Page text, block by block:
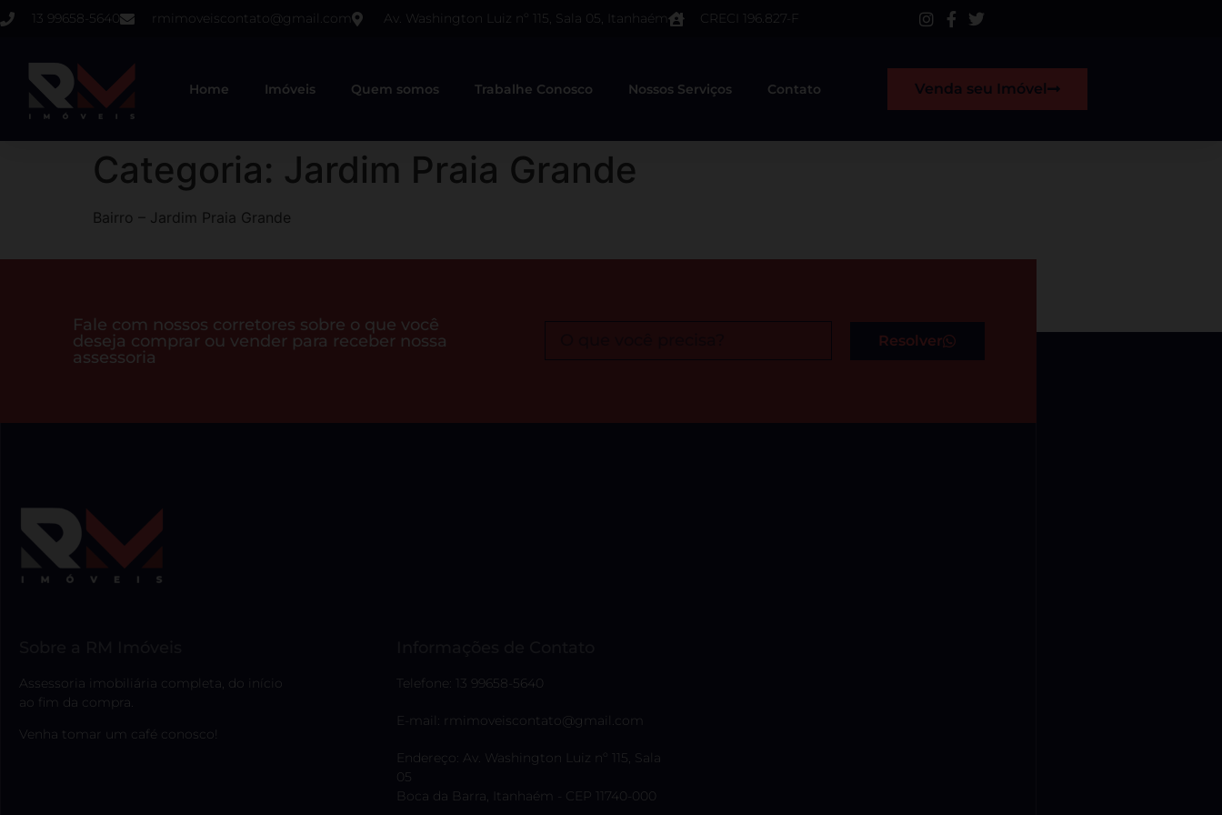
13 99658-5640 rmimoveiscontato@gmail.com Av. Washington Luiz nº 115, Sala 05, Itanhaém CRECI 196.827-F
Home Imóveis Quem somos Trabalhe Conosco Nossos Serviços Contato Venda seu Imóvel
Categoria: Jardim Praia Grande
Bairro – Jardim Praia Grande
Fale com nossos corretores sobre o que você
deseja comprar ou vender para receber nossa
assessoria
Resolver
Assessoria imobiliária completa, do início
ao fim da compra.
Venha tomar um café conosco!
Telefone: 13 99658-5640
E-mail: rmimoveiscontato@gmail.com
Endereço: Av. Washington Luiz nº 115, Sala
05
Boca da Barra, Itanhaém - CEP 11740-000